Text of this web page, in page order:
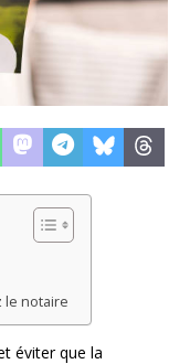
le notaire
éviter que la